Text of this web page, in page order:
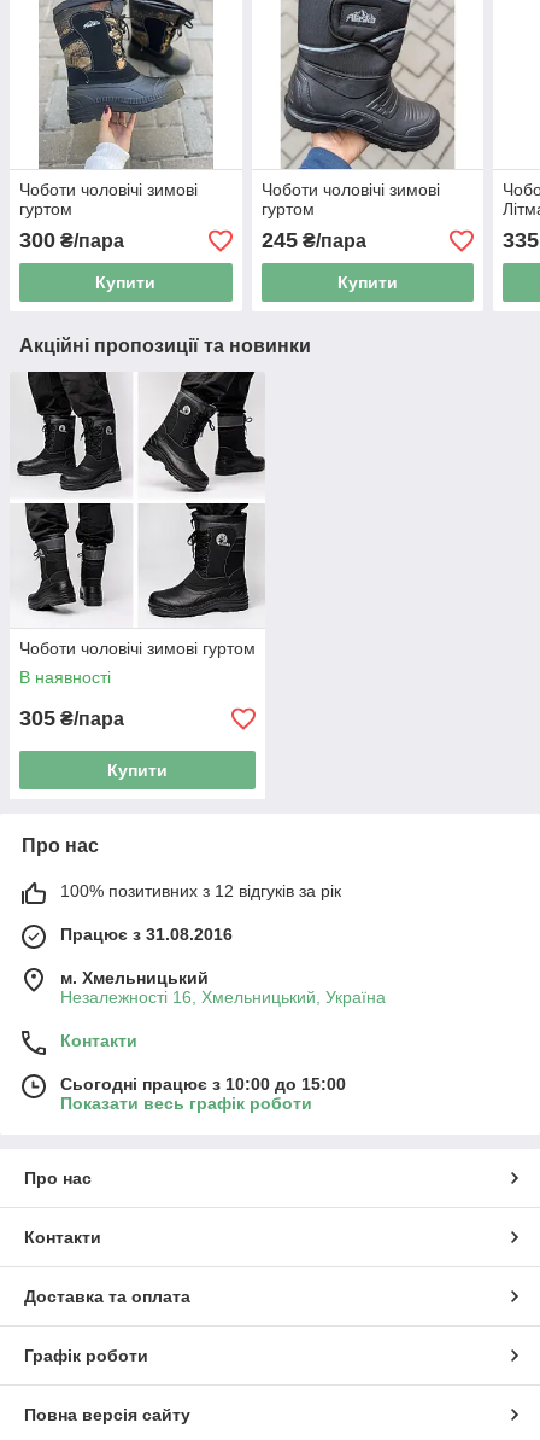
Чоботи чоловічі зимові
гуртом
300 ₴/пара
Купити
Чоботи чоловічі зимові
гуртом
245₴/пара
Купити
335
Акційні пропозиції та новинки
Чоботи чоловічі зимові гуртом
В наявності
305 ₴/пара
Купити
Про нас
100% позитивних з 12 відгуків за рік
Працює з 31.08.2016
м. Хмельницький
Незалежності 16, Хмельницький, Україна
Контакти
Сьогодні працює з 10:00 до 15:00
Показати весь графік роботи
Про нас
Контакти
Доставка та оплата
Графік роботи
Повна версія сайту